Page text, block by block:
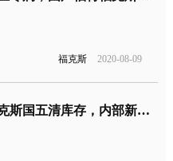
福克斯 2020-08-09
长安福特福克斯国五清库存，内部新车价低至6.6折